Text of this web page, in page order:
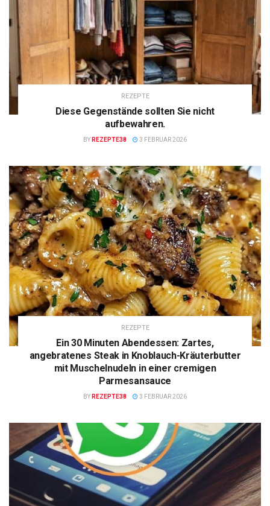
REZEPTE
Diese Gegenstände sollten Sie nicht
aufbewahren.
BY REZEPTE38 3 FEBRUAR 2026
REZEPTE
Ein 30 Minuten Abendessen: Zartes,
angebratenes Steak in Knoblauch-Kräuterbutter
mit Muschelnudeln in einer cremigen
Parmesansauce
BY REZEPTE38 3 FEBRUAR 2026